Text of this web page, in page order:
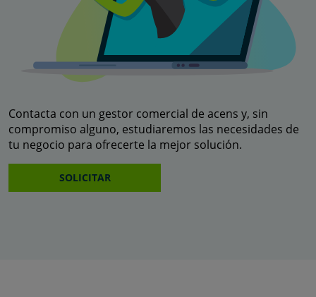
Contacta con un gestor comercial de acens y, sin
compromiso alguno, estudiaremos las necesidades de
tu negocio para ofrecerte la mejor solución.
SOLICITAR